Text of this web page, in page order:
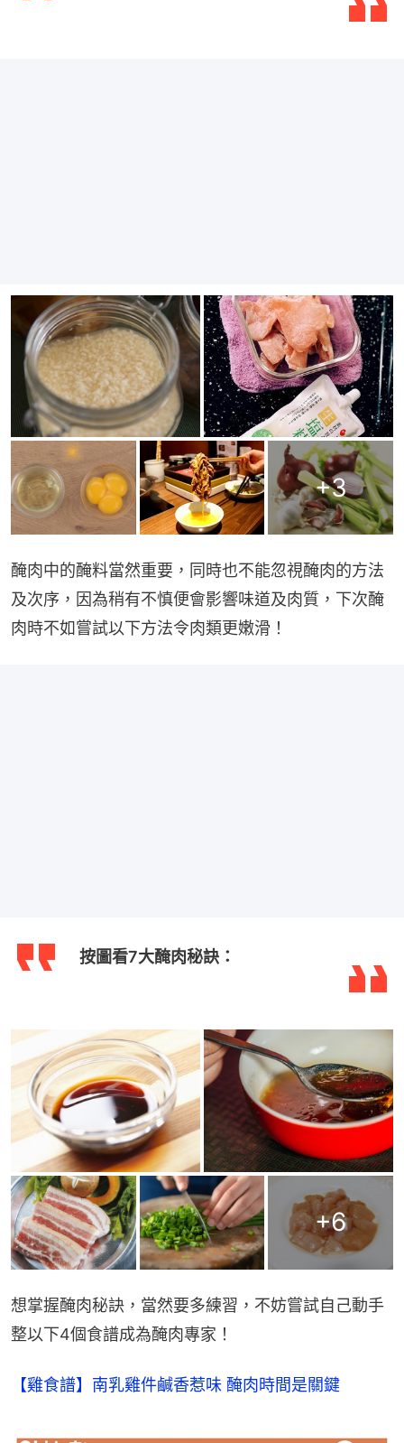
+3
醃肉中的醃料當然重要，同時也不能忽視醃肉的方法
及次序，因為稍有不慎便會影響味道及肉質，下次醃
肉時不如嘗試以下方法令肉類更嫩滑！
按圖看7大醃肉秘訣：
+6
想掌握醃肉秘訣，當然要多練習，不妨嘗試自己動手
整以下4個食譜成為醃肉專家！
【雞食譜】南乳雞件鹹香惹味 醃肉時間是關鍵